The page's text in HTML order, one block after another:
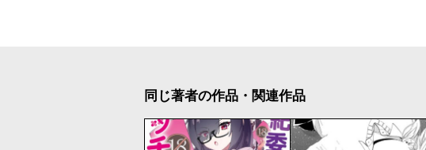
同じ著者の作品・関連作品